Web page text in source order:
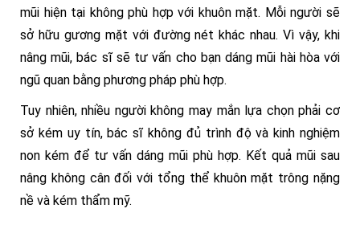
mũi hiện tại không phù hợp với khuôn mặt. Mỗi người sẽ
sở hữu gương mặt với đường nét khác nhau. Vì vậy, khi
nâng mũi, bác sĩ sẽ tư vấn cho bạn dáng mũi hài hòa với
ngũ quan bằng phương pháp phù hợp.
Tuy nhiên, nhiều người không may mắn lựa chọn phải cơ
sở kém uy tín, bác sĩ không đủ trình độ và kinh nghiệm
non kém để tư vấn dáng mũi phù hợp. Kết quả mũi sau
nâng không cân đối với tổng thể khuôn mặt trông nặng
nề và kém thẩm mỹ.